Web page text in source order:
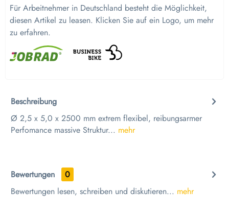
Für Arbeitnehmer in Deutschland besteht die Möglichkeit,
diesen Artikel zu leasen. Klicken Sie auf ein Logo, um mehr
zu erfahren.
Beschreibung
Ø 2,5 x 5,0 x 2500 mm extrem flexibel, reibungsarmer
Perfomance massive Struktur... mehr
Bewertungen
0
Bewertungen lesen, schreiben und diskutieren... mehr